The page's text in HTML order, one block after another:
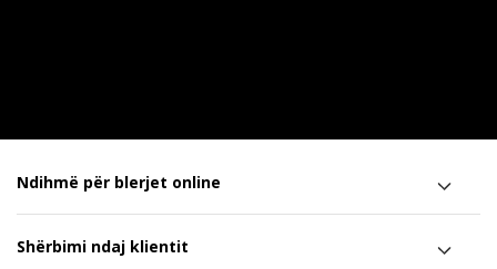
Ndihmë për blerjet online
Shërbimi ndaj klientit